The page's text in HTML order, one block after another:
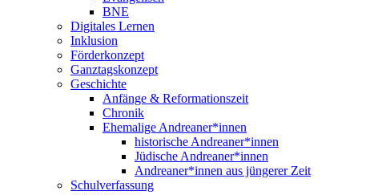
BNE
Digitales Lernen
Inklusion
Förderkonzept
Ganztagskonzept
Geschichte
Anfänge & Reformationszeit
Chronik
Ehemalige Andreaner*innen
historische Andreaner*innen
Jüdische Andreaner*innen
Andreaner*innen aus jüngerer Zeit
Schulverfassung